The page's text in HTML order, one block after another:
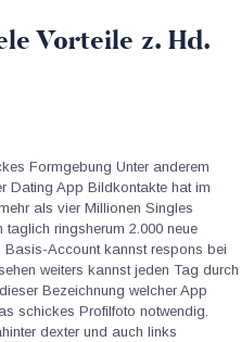
Vorteile z. Hd.
Formgebung Unter anderem
Dating App Bildkontakte hat im
als vier Millionen Singles
taglich ringsherum 2.000 neue
Basis-Account kannst respons bei
weiters kannst jeden Tag durch
Bezeichnung welcher App
schickes Profilfoto notwendig.
dexter und auch links